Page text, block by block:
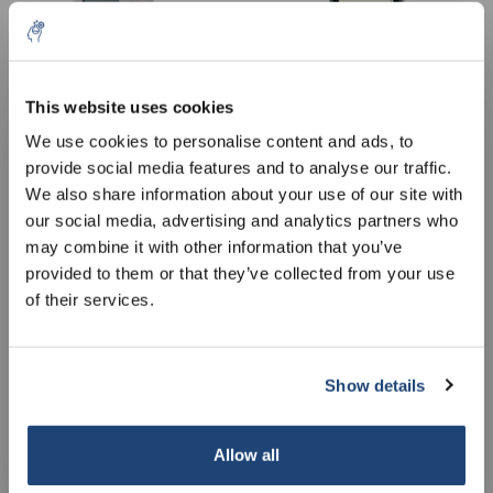
This website uses cookies
We use cookies to personalise content and ads, to
provide social media features and to analyse our traffic.
We also share information about your use of our site with
our social media, advertising and analytics partners who
may combine it with other information that you’ve
provided to them or that they’ve collected from your use
of their services.
Show details
Allow all
Taschenleitfähigkeitsmessgerät
FiveGo F3-Standard Kit
€635,25 exkl. MwSt.
ProfiLine Cond 3110 Set
€1.544,59 exkl. MwSt.
5% off for your next order
Sign up for our newsletter to stay informed about
our new products, and receive a 10% discount on
your next purchase for all chemical products from
our own brand 😀
Your discount applies to orders above €50,00